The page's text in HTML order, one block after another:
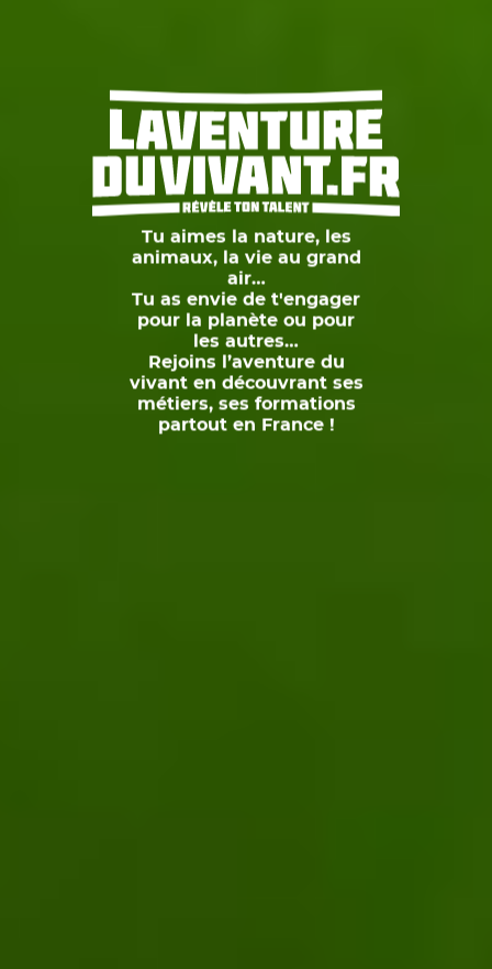
Tu aimes la nature, les
animaux, la vie au grand
air…
Tu as envie de t'engager
pour la planète ou pour
les autres…
Rejoins l’aventure du
vivant en découvrant ses
métiers, ses formations
partout en France !